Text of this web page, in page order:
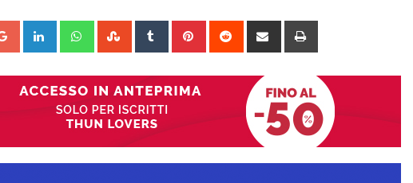
Google+ LinkedIn WhatsappStumbleUpon
Tumblr Pinterest Reddit
Share